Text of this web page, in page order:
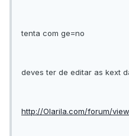
tenta com ge=no
deves ter de editar as kext
http://Olarila.com/forum/